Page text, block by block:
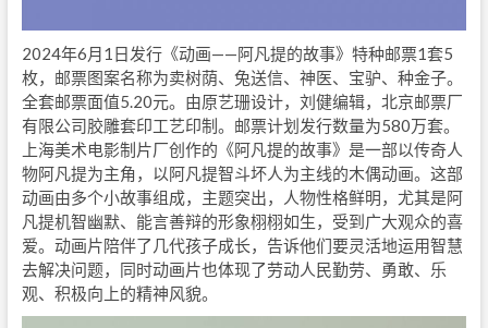
2024年6月1日发行《动画——阿凡提的故事》特种邮票1套5
枚，邮票图案名称为卖树荫、兔送信、神医、宝驴、种金子。
全套邮票面值5.20元。由原艺珊设计，刘健编辑，北京邮票厂
有限公司胶雕套印工艺印制。邮票计划发行数量为580万套。
上海美术电影制片厂创作的《阿凡提的故事》是一部以传奇人
物阿凡提为主角，以阿凡提智斗坏人为主线的木偶动画。这部
动画由多个小故事组成，主题突出，人物性格鲜明，尤其是阿
凡提机智幽默、能言善辩的形象栩栩如生，受到广大观众的喜
爱。动画片陪伴了几代孩子成长，告诉他们要灵活地运用智慧
去解决问题，同时动画片也体现了劳动人民勤劳、勇敢、乐
观、积极向上的精神风貌。